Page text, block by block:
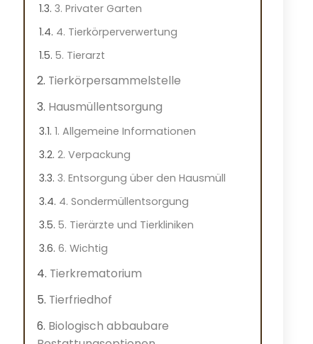
3. Privater Garten
4. Tierkörperverwertung
5. Tierarzt
Tierkörpersammelstelle
Hausmüllentsorgung
1. Allgemeine Informationen
2. Verpackung
3. Entsorgung über den Hausmüll
4. Sondermüllentsorgung
5. Tierärzte und Tierkliniken
6. Wichtig
Tierkrematorium
Tierfriedhof
Biologisch abbaubare